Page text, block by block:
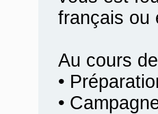
français ou
Au cours
•
•